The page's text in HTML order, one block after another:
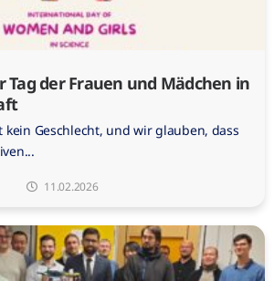
der Frauen und Mädchen in
kein Geschlecht, und wir glauben, dass
11.02.2026